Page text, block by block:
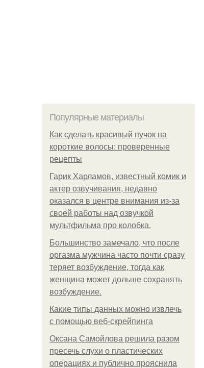
Популярные материалы
Как сделать красивый пучок на
короткие волосы: проверенные
рецепты
Гарик Харламов, известный комик и
актер озвучивания, недавно
оказался в центре внимания из-за
своей работы над озвучкой
мультфильма про колобка.
Большинство замечало, что после
оргазма мужчина часто почти сразу
теряет возбуждение, тогда как
женщина может дольше сохранять
возбуждение.
Какие типы данных можно извлечь
с помощью веб-скрейпинга
Оксана Самойлова решила разом
пресечь слухи о пластических
операциях и публично прояснила